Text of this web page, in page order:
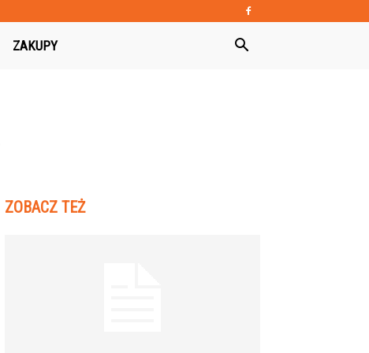
ZAKUPY
ZOBACZ TEŻ